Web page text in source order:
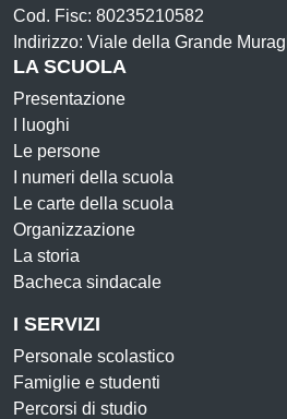
Cod. Fisc: 80235210582
Indirizzo: Viale della Grande
LA SCUOLA
Presentazione
I luoghi
Le persone
I numeri della scuola
Le carte della scuola
Organizzazione
La storia
Bacheca sindacale
I SERVIZI
Personale scolastico
Famiglie e studenti
Percorsi di studio